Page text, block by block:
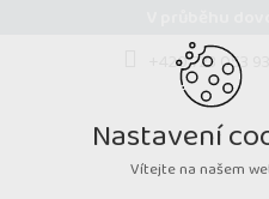
V průběhu
+420 723 053
Nastavení
Vítejte na našem